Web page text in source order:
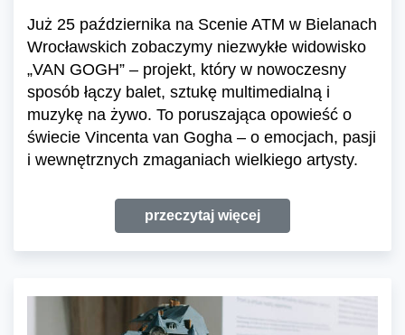
Już 25 października na Scenie ATM w Bielanach
Wrocławskich zobaczymy niezwykłe widowisko
„VAN GOGH” – projekt, który w nowoczesny
sposób łączy balet, sztukę multimedialną i
muzykę na żywo. To poruszająca opowieść o
świecie Vincenta van Gogha – o emocjach, pasji
i wewnętrznych zmaganiach wielkiego artysty.
przeczytaj więcej